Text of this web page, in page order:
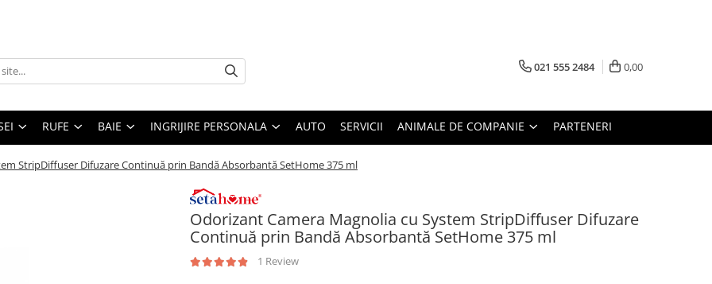
021 555 2484 0,00
RUFE BAIE INGRIJIRE PERSONALA AUTO SERVICII ANIMALE DE COMPANIE PARTENERI
StripDiffuser Difuzare Continuă prin Bandă Absorbantă SetHome 375 ml
Odorizant Camera Magnolia cu System StripDiffuser Difuzare
Continuă prin Bandă Absorbantă SetHome 375 ml
1 Review